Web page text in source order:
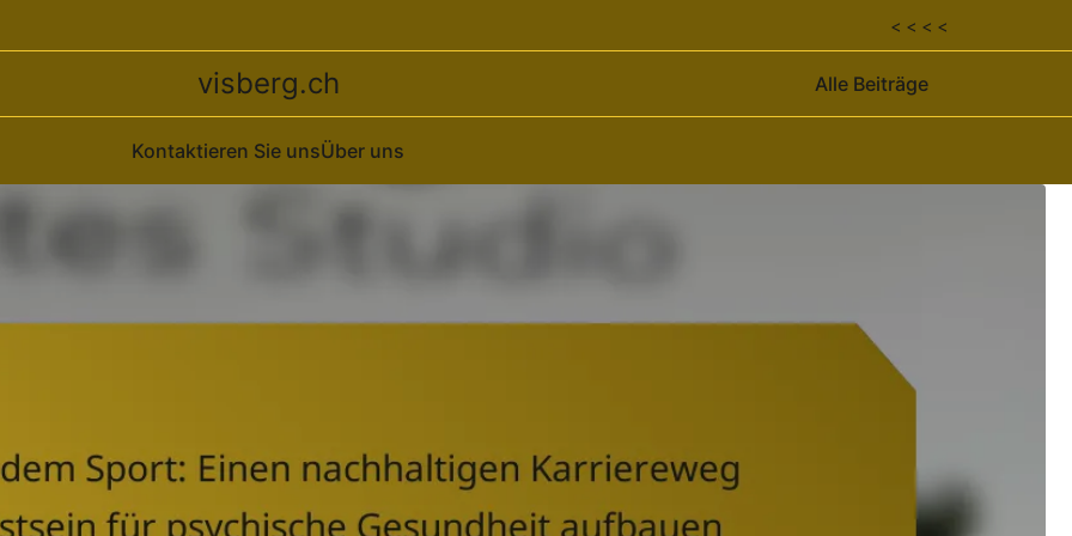
< < < <
visberg.ch Alle Beiträge
Kontaktieren Sie unsÜber uns